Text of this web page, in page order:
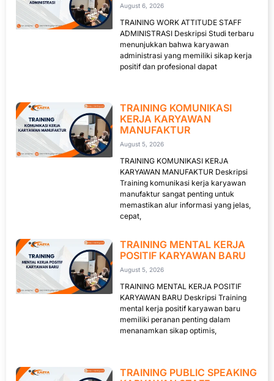
August 6, 2026
TRAINING WORK ATTITUDE STAFF
ADMINISTRASI Deskripsi Studi terbaru
menunjukkan bahwa karyawan
administrasi yang memiliki sikap kerja
positif dan profesional dapat
TRAINING KOMUNIKASI
KERJA KARYAWAN
MANUFAKTUR
August 5, 2026
TRAINING KOMUNIKASI KERJA
KARYAWAN MANUFAKTUR Deskripsi
Training komunikasi kerja karyawan
manufaktur sangat penting untuk
memastikan alur informasi yang jelas,
cepat,
TRAINING MENTAL KERJA
POSITIF KARYAWAN BARU
August 5, 2026
TRAINING MENTAL KERJA POSITIF
KARYAWAN BARU Deskripsi Training
mental kerja positif karyawan baru
memiliki peranan penting dalam
menanamkan sikap optimis,
TRAINING PUBLIC SPEAKING